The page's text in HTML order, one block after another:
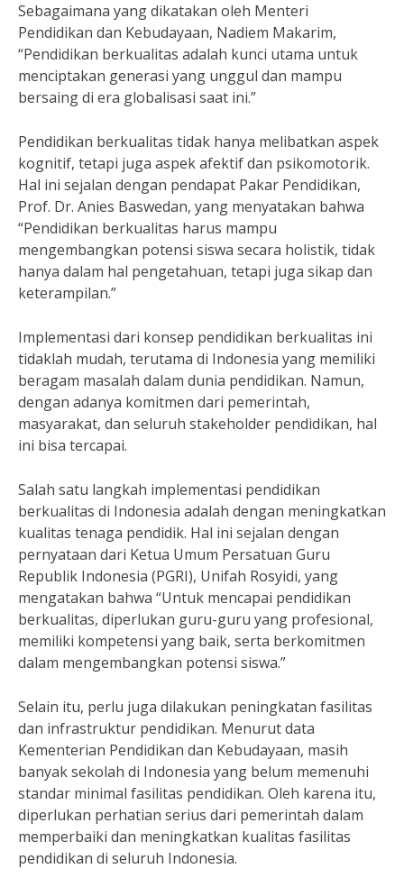
Sebagaimana yang dikatakan oleh Menteri
Pendidikan dan Kebudayaan, Nadiem Makarim,
“Pendidikan berkualitas adalah kunci utama untuk
menciptakan generasi yang unggul dan mampu
bersaing di era globalisasi saat ini.”
Pendidikan berkualitas tidak hanya melibatkan aspek
kognitif, tetapi juga aspek afektif dan psikomotorik.
Hal ini sejalan dengan pendapat Pakar Pendidikan,
Prof. Dr. Anies Baswedan, yang menyatakan bahwa
“Pendidikan berkualitas harus mampu
mengembangkan potensi siswa secara holistik, tidak
hanya dalam hal pengetahuan, tetapi juga sikap dan
keterampilan.”
Implementasi dari konsep pendidikan berkualitas ini
tidaklah mudah, terutama di Indonesia yang memiliki
beragam masalah dalam dunia pendidikan. Namun,
dengan adanya komitmen dari pemerintah,
masyarakat, dan seluruh stakeholder pendidikan, hal
ini bisa tercapai.
Salah satu langkah implementasi pendidikan
berkualitas di Indonesia adalah dengan meningkatkan
kualitas tenaga pendidik. Hal ini sejalan dengan
pernyataan dari Ketua Umum Persatuan Guru
Republik Indonesia (PGRI), Unifah Rosyidi, yang
mengatakan bahwa “Untuk mencapai pendidikan
berkualitas, diperlukan guru-guru yang profesional,
memiliki kompetensi yang baik, serta berkomitmen
dalam mengembangkan potensi siswa.”
Selain itu, perlu juga dilakukan peningkatan fasilitas
dan infrastruktur pendidikan. Menurut data
Kementerian Pendidikan dan Kebudayaan, masih
banyak sekolah di Indonesia yang belum memenuhi
standar minimal fasilitas pendidikan. Oleh karena itu,
diperlukan perhatian serius dari pemerintah dalam
memperbaiki dan meningkatkan kualitas fasilitas
pendidikan di seluruh Indonesia.